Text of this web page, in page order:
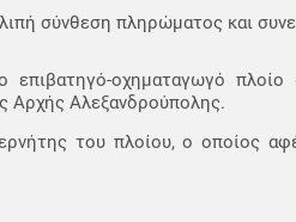
σύνθεση πληρώματος και
οχηματαγωγό πλοίο
Αρχής Αλεξανδρούπολης.
του πλοίου, ο οποίος